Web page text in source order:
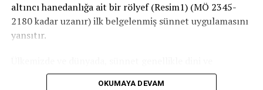
Çocukluk döneminde tetkik ve tedavi edilmeyen
tekrarlayıcı idrar yolu enfeksiyonları erken dönemde
böbrek hasarına sebep olup hastalarda böbreklerin
ihtiyaç duyma, bazen erken çocuk ölümlerine sebep
olabilmektedir. Bu nedenlerle tekrarlayan idrar yolu
altıncı hanedanlığa ait bir rölyef (Resim1) (MÖ 2345-
2180 kadar uzanır) ilk belgelenmiş sünnet uygulamasını
yansıtır.
geleneksel nedenlerle uygulanır. Ancak bazı tıbbi
OKUMAYA DEVAM